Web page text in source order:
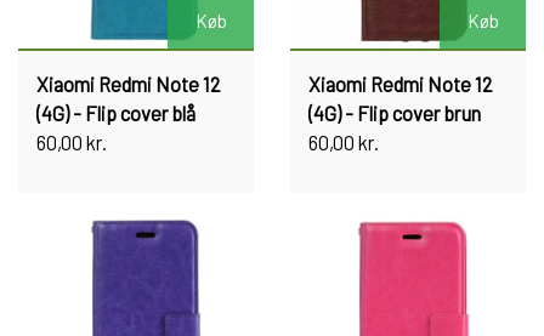
Køb
Xiaomi Redmi Note 12
(4G) - Flip cover blå
60,00 kr.
Køb
Xiaomi Redmi Note 12
(4G) - Flip cover brun
60,00 kr.